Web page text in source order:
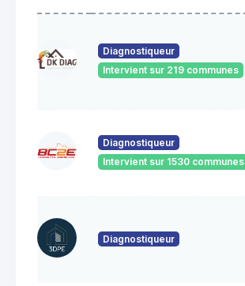
Diagnostiqueur
Intervient sur 219 communes
Diagnostiqueur
Intervient sur 1530 communes
Diagnostiqueur